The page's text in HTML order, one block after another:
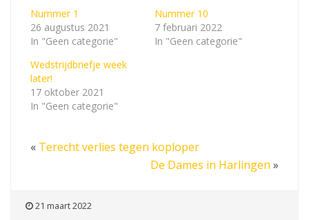
Nummer 1
26 augustus 2021
In "Geen categorie"
Nummer 10
7 februari 2022
In "Geen categorie"
Wedstrijdbriefje week
later!
17 oktober 2021
In "Geen categorie"
« Terecht verlies tegen koploper
De Dames in Harlingen »
21 maart 2022